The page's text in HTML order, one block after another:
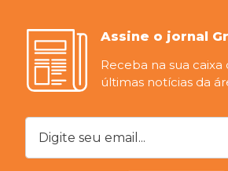
Assine o jornal
Receba na sua caixa
últimas notícias da
Digite seu email...